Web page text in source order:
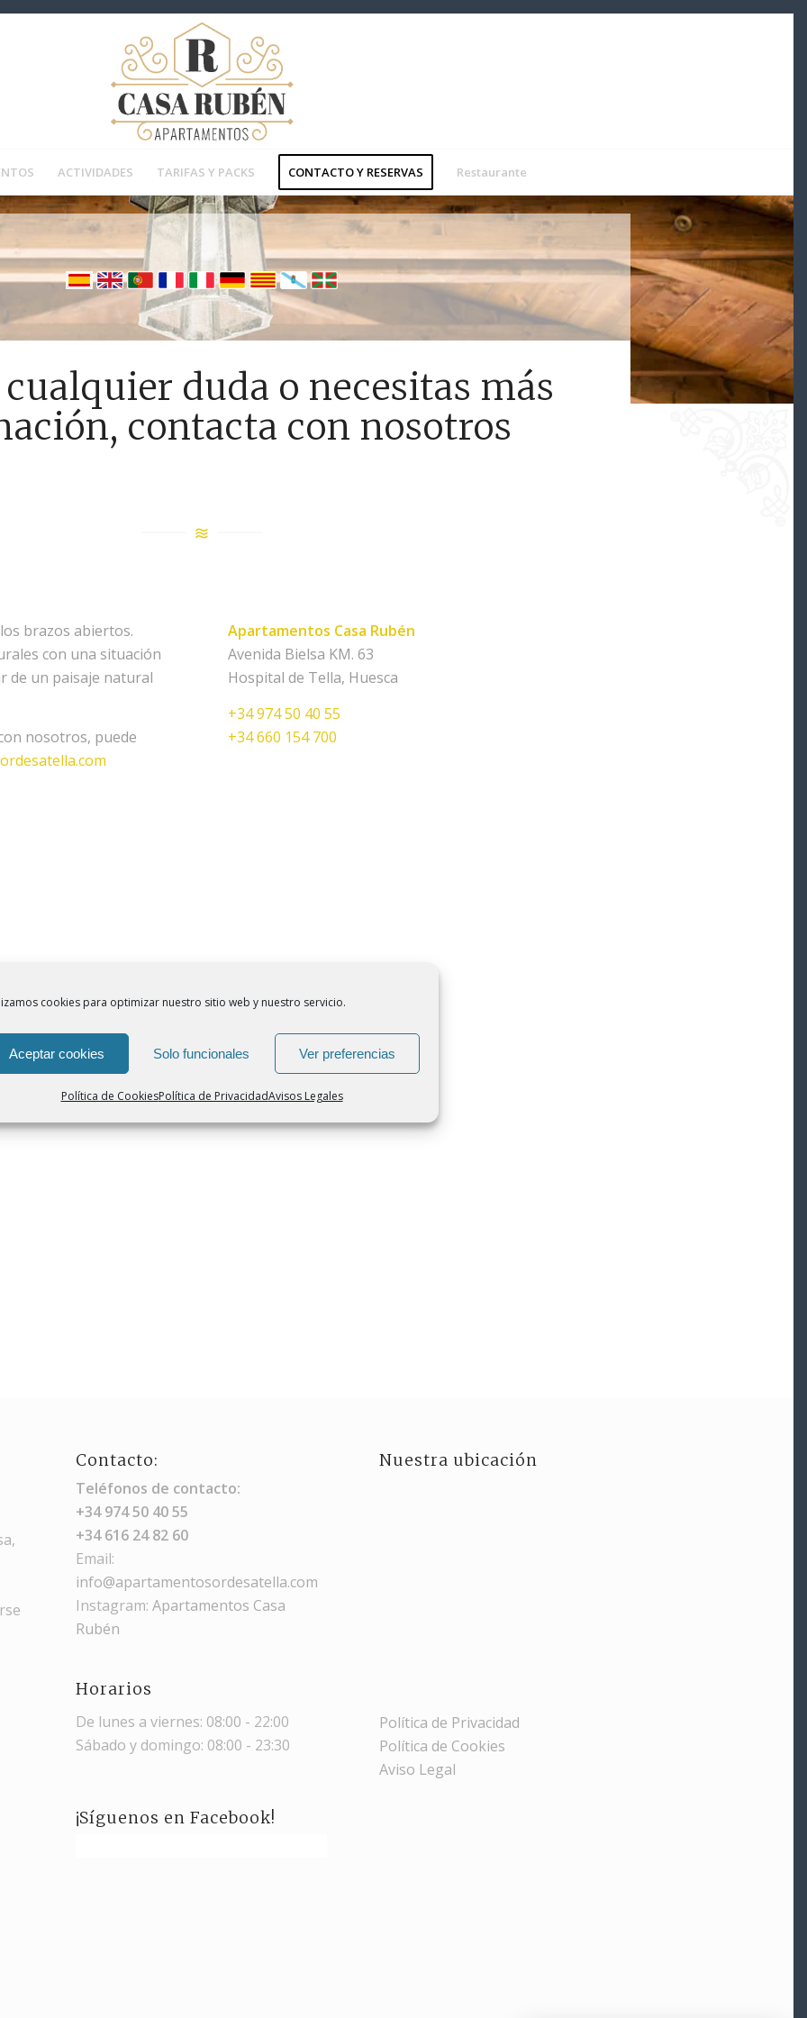
cookies para optimizar nuestro sitio web y nuestro servicio.
Aceptar cookies Solo funcionales Ver preferencias
Política de CookiesPolítica de PrivacidadAvisos Legales
ACTIVIDADES TARIFAS Y PACKS CONTACTO Y RESERVAS Restaurante
duda o necesitas más
contacta con nosotros
brazos abiertos.
con una situación
de un paisaje natural
nosotros, puede
Apartamentos Casa Rubén
Avenida Bielsa KM. 63
Hospital de Tella, Huesca
+34 974 50 40 55
+34 660 154 700
Contacto:
Teléfonos de contacto:
+34 974 50 40 55
+34 616 24 82 60
Email:
info@apartamentosordesatella.com
Instagram:Apartamentos Casa
Rubén
Horarios
De lunes a viernes: 08:00 - 22:00
Sábado y domingo: 08:00 - 23:30
¡Síguenos en Facebook!
Nuestra ubicación
Política de Privacidad
Política de Cookies
Aviso Legal